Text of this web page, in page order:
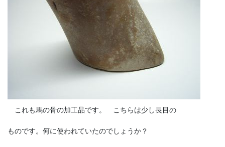
これも馬の骨の加工品です。 こちらは少し長目の
ものです。何に使われていたのでしょうか？